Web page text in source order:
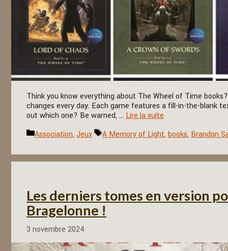
Think you know everything about The Wheel of Time
changes every day. Each game features a fill-in-the-blank
out which one? Be warned, … Lire la suite
Catégories
Association, Jeux Étiquettes
A Memory of Light, books, Brandon
Les derniers tomes en version
Bragelonne !
3 novembre 2024